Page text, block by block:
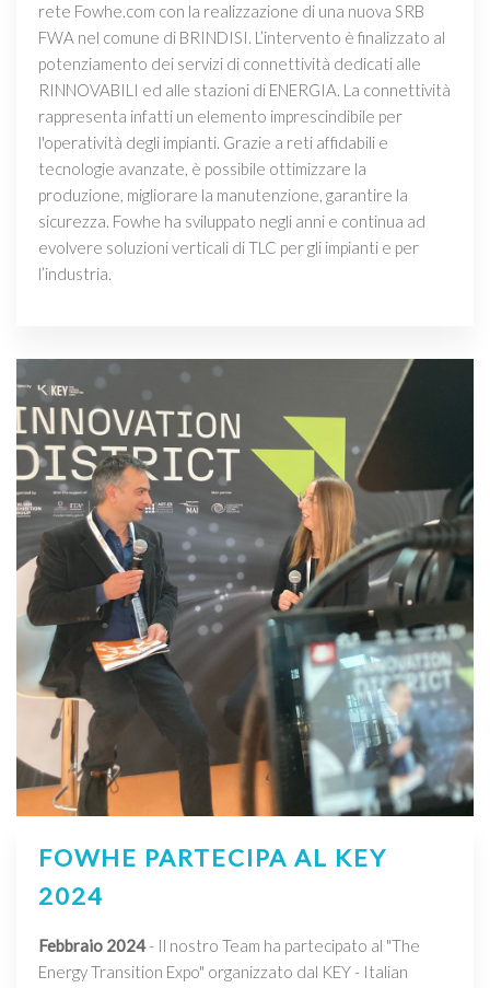
rete Fowhe.com con la realizzazione di una nuova SRB
FWA nel comune di BRINDISI. L’intervento è finalizzato al
potenziamento dei servizi di connettività dedicati alle
RINNOVABILI ed alle stazioni di ENERGIA. La connettività
rappresenta infatti un elemento imprescindibile per
l'operatività degli impianti. Grazie a reti affidabili e
tecnologie avanzate, è possibile ottimizzare la
produzione, migliorare la manutenzione, garantire la
sicurezza. Fowhe ha sviluppato negli anni e continua ad
evolvere soluzioni verticali di TLC per gli impianti e per
l’industria.
FOWHE PARTECIPA AL KEY
2024
Febbraio 2024- Il nostro Team ha partecipato al "The
Energy Transition Expo" organizzato dal KEY - Italian